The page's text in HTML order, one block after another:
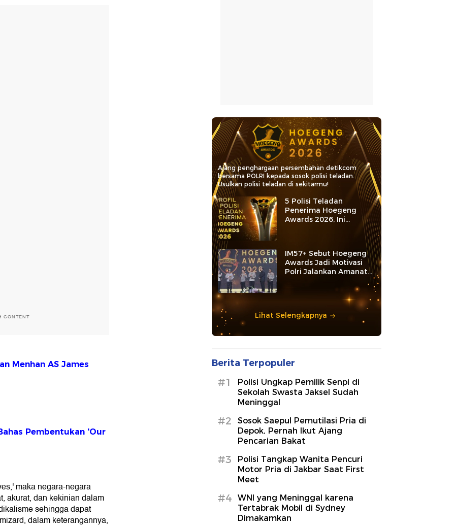
CONTENT
Menhan AS James
Pembentukan 'Our
maka negara-negara
akurat, dan kekinian dalam
sehingga dapat
dalam keterangannya,
Ajang penghargaan persembahan detikcom
bersama POLRI kepada sosok polisi teladan.
Usulkan polisi teladan di sekitarmu!
5 Polisi Teladan
Penerima Hoegeng
Awards 2026, Ini
Kategori dan Kiprahnya
IM57+ Sebut Hoegeng
Awards Jadi Motivasi
Polri Jalankan Amanat
Lihat Selengkapnya
Berita Terpopuler
#1
Polisi Ungkap Pemilik Senpi di
Sekolah Swasta Jaksel Sudah
Meninggal
#2
Sosok Saepul Pemutilasi Pria di
Depok, Pernah Ikut Ajang
Pencarian Bakat
#3
Polisi Tangkap Wanita Pencuri
Motor Pria di Jakbar Saat First
Meet
#4
WNI yang Meninggal karena
Tertabrak Mobil di Sydney
Dimakamkan